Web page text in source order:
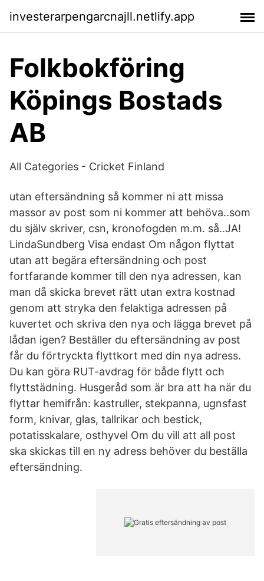
investerarpengarcnajll.netlify.app
Folkbokföring
Köpings Bostads
AB
All Categories - Cricket Finland
utan eftersändning så kommer ni att missa
massor av post som ni kommer att behöva..som
du själv skriver, csn, kronofogden m.m. så..JA!
LindaS­undber­g Visa endast Om någon flyttat
utan att begära eftersändning och post
fortfarande kommer till den nya adressen, kan
man då skicka brevet rätt utan extra kostnad
genom att stryka den felaktiga adressen på
kuvertet och skriva den nya och lägga brevet på
lådan igen? Beställer du eftersändning av post
får du förtryckta flyttkort med din nya adress.
Du kan göra RUT-avdrag för både flytt och
flyttstädning. Husgeråd som är bra att ha när du
flyttar hemifrån: kastruller, stekpanna, ugnsfast
form, knivar, glas, tallrikar och bestick,
potatisskalare, osthyvel Om du vill att all post
ska skickas till en ny adress behöver du beställa
eftersändning.